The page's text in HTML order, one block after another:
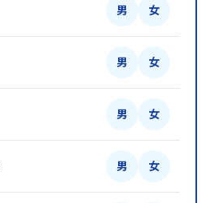
男 女
男 女
男 女
男 女